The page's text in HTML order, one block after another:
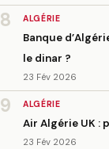
8 ALGÉRIE
Banque
le dinar ?
23 Fév 2026
9 ALGÉRIE
Air Algérie UK
23 Fév 2026